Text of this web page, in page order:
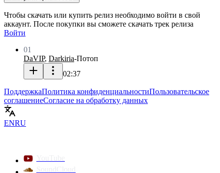
Чтобы скачать или купить релиз необходимо войти в свой
аккаунт. После покупки вы сможете скачать трек релиза
Войти
01
DaVIP, Darkiria-Потоп
02:37
ПоддержкаПолитика конфиденциальностиПользовательское
соглашениеСогласие на обработку данных
ENRU